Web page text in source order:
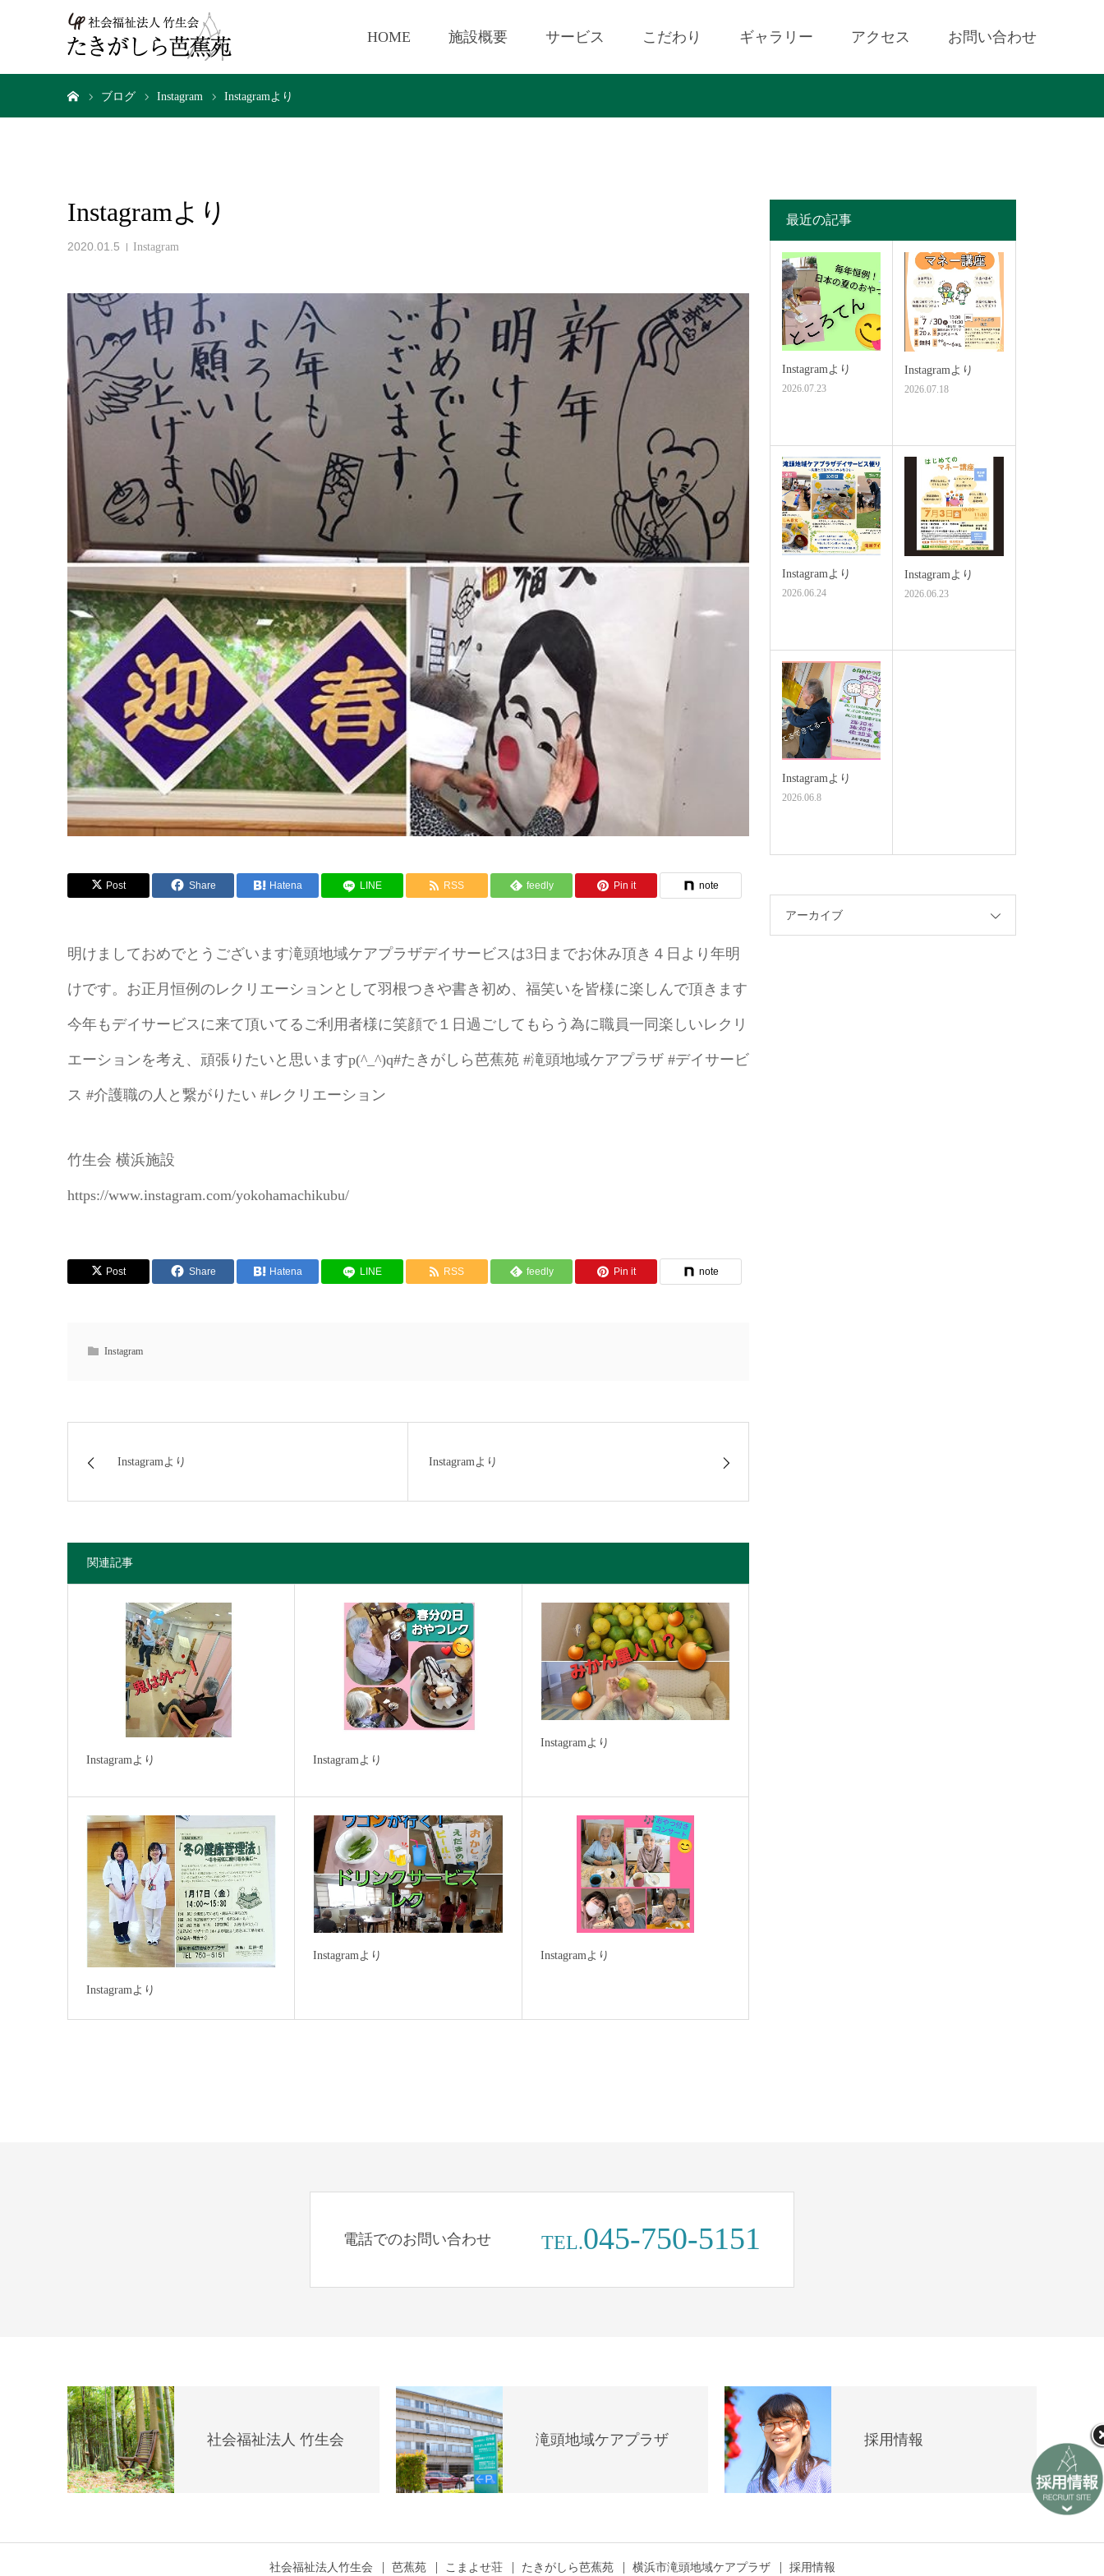
HOME 施設概要 サービス こだわり ギャラリー アクセス お問い合わせ
ブログ Instagram Instagramより
Instagramより
2020.01.5 Instagram
Post Share Hatena LINE RSS feedly Pin it note
明けましておめでとうございます滝頭地域ケアプラザデイサービスは3日までお休み頂き４日より年明
けです。お正月恒例のレクリエーションとして羽根つきや書き初め、福笑いを皆様に楽しんで頂きます
今年もデイサービスに来て頂いてるご利用者様に笑顔で１日過ごしてもらう為に職員一同楽しいレクリ
エーションを考え、頑張りたいと思いますp(^_^)q#たきがしら芭蕉苑 #滝頭地域ケアプラザ #デイサービ
ス #介護職の人と繋がりたい #レクリエーション
竹生会 横浜施設
https://www.instagram.com/yokohamachikubu/
Post Share Hatena LINE RSS feedly Pin it note
Instagram
Instagramより Instagramより
関連記事
Instagramより Instagramより
Instagramより
Instagramより
Instagramより Instagramより
最近の記事
Instagramより
2026.07.23
Instagramより
2026.07.18
Instagramより
2026.06.24
Instagramより
2026.06.23
Instagramより
2026.06.8
アーカイブ
電話でのお問い合わせ TEL.045-750-5151
社会福祉法人 竹生会 滝頭地域ケアプラザ 採用情報
社会福祉法人竹生会 芭蕉苑 こまよせ荘 たきがしら芭蕉苑 横浜市滝頭地域ケアプラザ 採用情報